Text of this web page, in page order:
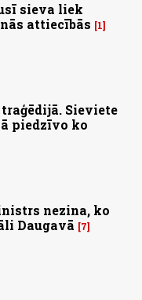
sieva liek
attiecībās
1
Sieviete
piedzīvo ko
nezina, ko
Daugavā
7